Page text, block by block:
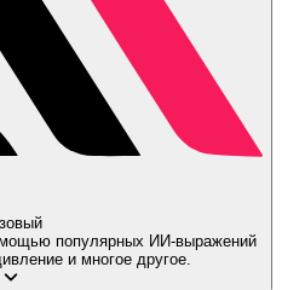
популярных ИИ-выражений
и многое другое.